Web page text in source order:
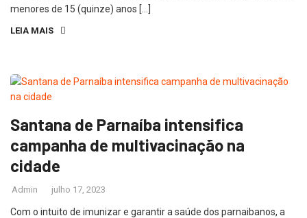
menores de 15 (quinze) anos […]
LEIA MAIS
Santana de Parnaíba intensifica
campanha de multivacinação na
cidade
Admin julho 17, 2023
Com o intuito de imunizar e garantir a saúde dos parnaibanos, a